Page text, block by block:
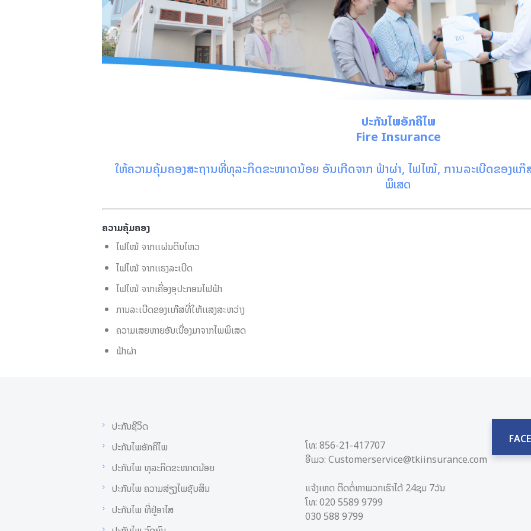
ປະກັນໄພອັກຄີໄພ
Fire Insurance
ໃຫ້ຄວາມຄຸ້ມຄອງສະຖານທີ່ທຸລະກິດຂະໜາດນ້ອຍ ອັນເກີດຈາກ ຟ້າຜ່າ, ໄຟໄໝ້, ການລະເບີດຂອງເເກ໊
ພິເສດ
ຄວາມຄຸ້ມຄອງ
ໄຟໄໝ້ ຈາກເເຜ່ນດິນໄຫວ
ໄຟໄໝ້ ຈາກເເຮງລະເບີດ
ໄຟໄໝ້ ຈາກເຄື່ອງອຸປະກອນໄຟຟ້າ
ການລະເບີດຂອງເເກ໊ສທີ່ໃຫ້ເເສງສະຫວ່າງ
ຄວາມເສຍຫາຍອັນເນື່ອງມາຈາກໄພພິເສດ
ຟ້າຜ່າ
ປະກັນຊີວິດ
ປະກັນໄພອັກຄີໄພ
ປະກັນໄພ ທຸລະກິດຂະໜາດນ້ອຍ
ປະກັນໄພ ຄວາມສ່ຽງໄພຊັບສິນ
ປະກັນໄພ ທີ່ຢູ່ອາໄສ
ໂທ: 856-21-417707
ອີເມວ: Customerservice@tkiinsurance.com
ແຈ້ງເຫດ ຕິດຕໍ່ຫາພວກເຮົາໄດ້ 24ຊມ 7ວັນ
ໂທ: 020 5589 9799
030 588​ 9799